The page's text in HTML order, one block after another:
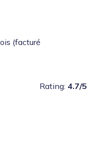
(facturé
Rating: 4.7/5